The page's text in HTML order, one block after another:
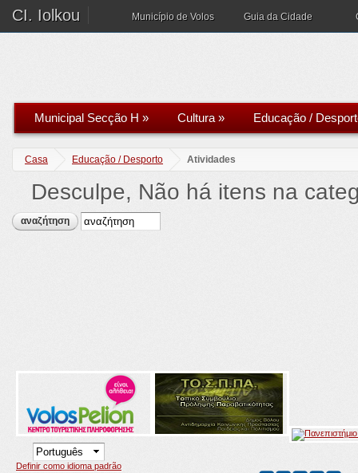
CI. Iolkou Município de Volos Guia da Cidade
Municipal Secção H » Cultura» Educação /
Casa Educação / Desporto Atividades
Desculpe, Não há itens na
Definir como idioma padrão